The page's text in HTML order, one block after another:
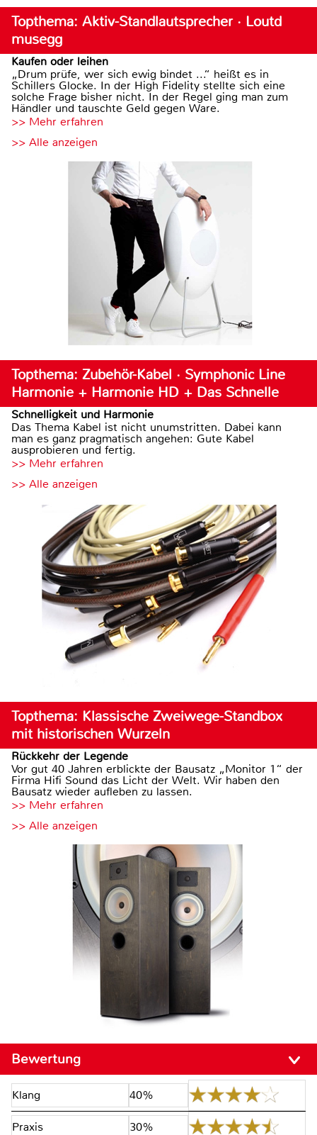
Topthema: Aktiv-Standlautsprecher · Loutd
musegg
Kaufen oder leihen
„Drum prüfe, wer sich ewig bindet ...“ heißt es in
Schillers Glocke. In der High Fidelity stellte sich eine
solche Frage bisher nicht. In der Regel ging man zum
Händler und tauschte Geld gegen Ware.
>> Mehr erfahren
>> Alle anzeigen
Topthema: Zubehör-Kabel · Symphonic Line
Harmonie + Harmonie HD + Das Schnelle
Schnelligkeit und Harmonie
Das Thema Kabel ist nicht unumstritten. Dabei kann
man es ganz pragmatisch angehen: Gute Kabel
ausprobieren und fertig.
>> Mehr erfahren
>> Alle anzeigen
Topthema: Klassische Zweiwege-Standbox
mit historischen Wurzeln
Rückkehr der Legende
Vor gut 40 Jahren erblickte der Bausatz „Monitor 1“ der
Firma Hifi Sound das Licht der Welt. Wir haben den
Bausatz wieder aufleben zu lassen.
>> Mehr erfahren
>> Alle anzeigen
Bewertung
Klang 40%
Praxis 30%